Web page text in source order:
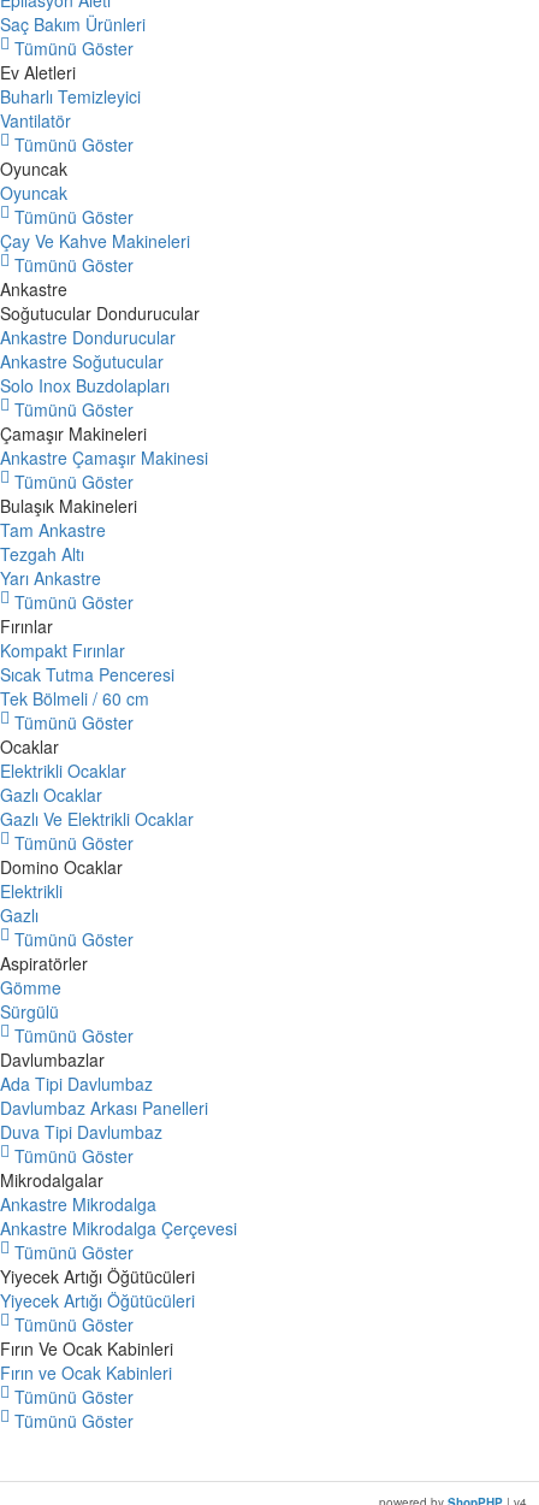
Saç Bakım Ürünleri
Tümünü Göster
Ev Aletleri
Buharlı Temizleyici
Vantilatör
Tümünü Göster
Oyuncak
Oyuncak
Tümünü Göster
Çay Ve Kahve Makineleri
Tümünü Göster
Ankastre
Soğutucular Dondurucular
Ankastre Dondurucular
Ankastre Soğutucular
Solo Inox Buzdolapları
Tümünü Göster
Çamaşır Makineleri
Ankastre Çamaşır Makinesi
Tümünü Göster
Bulaşık Makineleri
Tam Ankastre
Tezgah Altı
Yarı Ankastre
Tümünü Göster
Fırınlar
Kompakt Fırınlar
Sıcak Tutma Penceresi
Tek Bölmeli / 60 cm
Tümünü Göster
Ocaklar
Elektrikli Ocaklar
Gazlı Ocaklar
Gazlı Ve Elektrikli Ocaklar
Tümünü Göster
Domino Ocaklar
Elektrikli
Gazlı
Tümünü Göster
Aspiratörler
Gömme
Sürgülü
Tümünü Göster
Davlumbazlar
Ada Tipi Davlumbaz
Davlumbaz Arkası Panelleri
Duva Tipi Davlumbaz
Tümünü Göster
Mikrodalgalar
Ankastre Mikrodalga
Ankastre Mikrodalga Çerçevesi
Tümünü Göster
Yiyecek Artığı Öğütücüleri
Yiyecek Artığı Öğütücüleri
Tümünü Göster
Fırın Ve Ocak Kabinleri
Fırın ve Ocak Kabinleri
Tümünü Göster
Tümünü Göster